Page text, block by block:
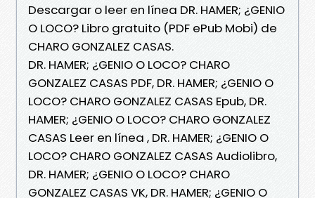
Descargar o leer en línea DR. HAMER; ¿GENIO
O LOCO? Libro gratuito (PDF ePub Mobi) de
CHARO GONZALEZ CASAS.
DR. HAMER; ¿GENIO O LOCO? CHARO
GONZALEZ CASAS PDF, DR. HAMER; ¿GENIO O
LOCO? CHARO GONZALEZ CASAS Epub, DR.
HAMER; ¿GENIO O LOCO? CHARO GONZALEZ
CASAS Leer en línea , DR. HAMER; ¿GENIO O
LOCO? CHARO GONZALEZ CASAS Audiolibro,
DR. HAMER; ¿GENIO O LOCO? CHARO
GONZALEZ CASAS VK, DR. HAMER; ¿GENIO O